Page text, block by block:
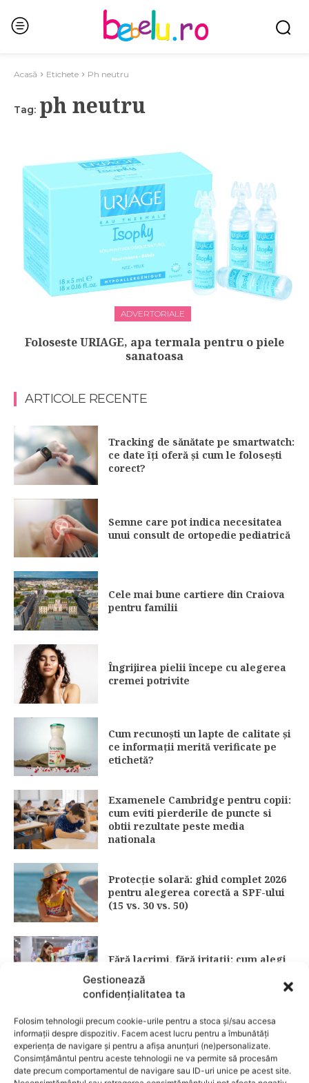
Gestionează
confidențialitatea ta
Folosim tehnologii precum cookie-urile pentru a stoca și/sau accesa
informații despre dispozitiv. Facem acest lucru pentru a îmbunătăți
experiența de navigare și pentru a afișa anunțuri (ne)personalizate.
Consimțământul pentru aceste tehnologii ne va permite să procesăm
date precum comportamentul de navigare sau ID-uri unice pe acest site.
Acasă Etichete Ph neutru
Tag: ph neutru
ADVERTORIALE
Foloseste URIAGE, apa termala pentru o piele
sanatoasa
ARTICOLE RECENTE
Tracking de sănătate pe smartwatch:
ce date îți oferă și cum le folosești
corect?
Semne care pot indica necesitatea
unui consult de ortopedie pediatrică
Cele mai bune cartiere din Craiova
pentru familii
Îngrijirea pielii începe cu alegerea
cremei potrivite
Cum recunoști un lapte de calitate și
ce informații merită verificate pe
etichetă?
Examenele Cambridge pentru copii:
cum eviti pierderile de puncte si
obtii rezultate peste media
nationala
Protecție solară: ghid complet 2026
pentru alegerea corectă a SPF-ului
(15 vs. 30 vs. 50)
Fără lacrimi, fără iritații: cum alegi
CATEGORII POPULARE
EVENIMENTE
LIFESTYLE
COPII
634